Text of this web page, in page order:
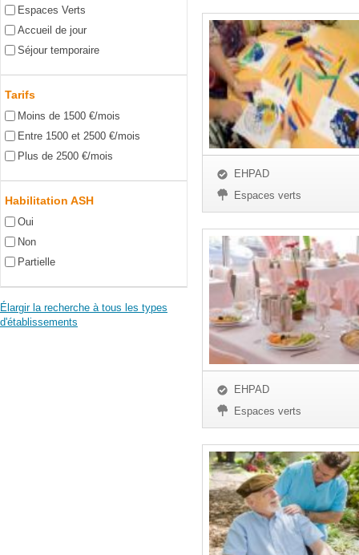
Espaces Verts
Accueil de jour
Séjour temporaire
Tarifs
Moins de 1500 €/mois
Entre 1500 et 2500 €/mois
Plus de 2500 €/mois
Habilitation ASH
Oui
Non
Partielle
Élargir la recherche à tous les types
d'établissements
EHPAD
Espaces verts
EHPAD
Espaces verts